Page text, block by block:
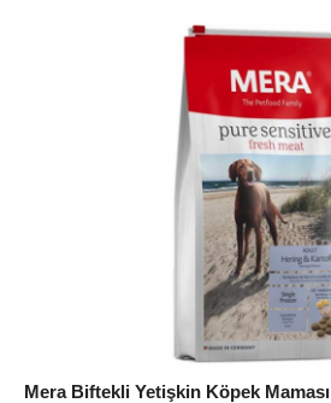
Mera Biftekli Yetişkin Köpek Maması